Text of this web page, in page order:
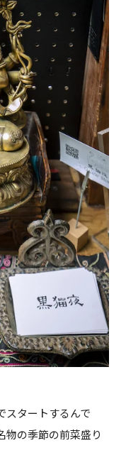
スタートするんで
物の季節の前菜盛り